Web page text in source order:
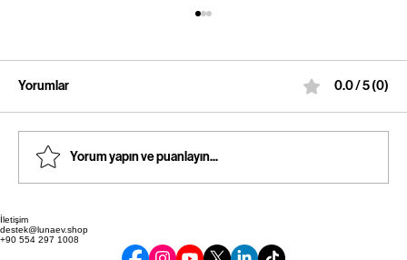
Lunaev Güvenilirliği: E-Ticaret Güvenilirliği
İncelemeleri
Yorumlar 0.0 / 5 (0)
Yorum yapın ve puanlayın...
İletişim
destek@lunaev.shop
+90 554 297 1008